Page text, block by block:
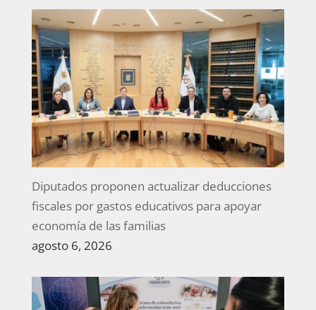
Diputados proponen actualizar deducciones
fiscales por gastos educativos para apoyar
economía de las familias
agosto 6, 2026